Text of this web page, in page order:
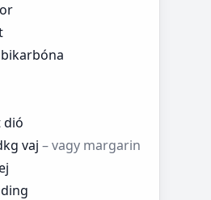
dió
vaj – vagy margarin